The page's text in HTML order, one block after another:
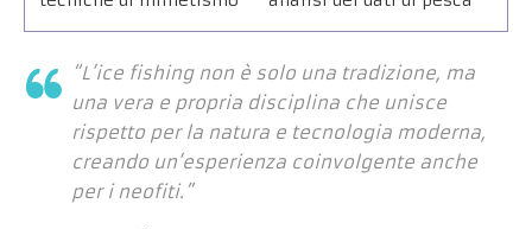
“L’ice fishing non è solo una tradizione, ma
una vera e propria disciplina che unisce
rispetto per la natura e tecnologia moderna,
creando un’esperienza coinvolgente anche
per i neofiti.”